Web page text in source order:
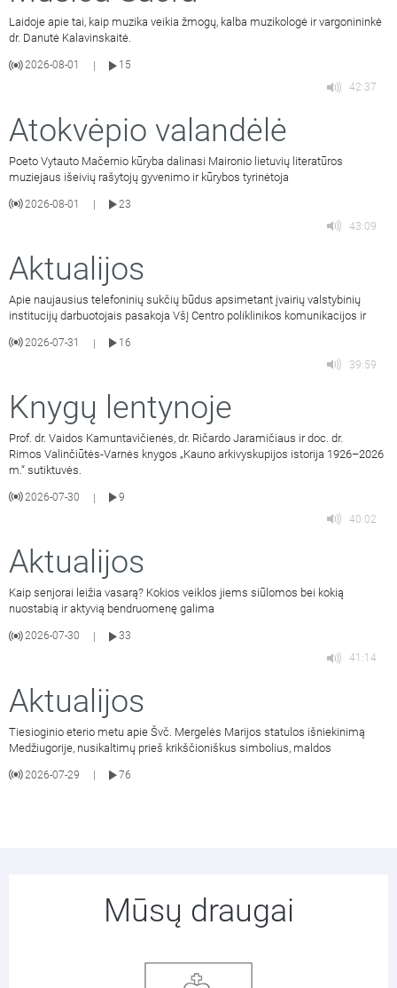
Laidoje apie tai, kaip muzika veikia žmogų, kalba muzikologė ir vargonininkė
dr. Danutė Kalavinskaitė.
2026-08-01
15
42:37
Atokvėpio valandėlė
Poeto Vytauto Mačernio kūryba dalinasi Maironio lietuvių literatūros
muziejaus išeivių rašytojų gyvenimo ir kūrybos tyrinėtoja
2026-08-01
23
43:09
Aktualijos
Apie naujausius telefoninių sukčių būdus apsimetant įvairių valstybinių
institucijų darbuotojais pasakoja VšĮ Centro poliklinikos komunikacijos ir
2026-07-31 |
16
39:59
Knygų lentynoje
Prof. dr. Vaidos Kamuntavičienės, dr. Ričardo Jaramičiaus ir doc. dr.
Rimos Valinčiūtės-Varnės knygos „Kauno arkivyskupijos istorija 1926–2026
m.“ sutiktuvės.
2026-07-30 |
9
40:02
Aktualijos
Kaip senjorai leižia vasarą? Kokios veiklos jiems siūlomos bei kokią
nuostabią ir aktyvią bendruomenę galima
2026-07-30
33
41:14
Aktualijos
Tiesioginio eterio metu apie Švč. Mergelės Marijos statulos išniekinimą
Medžiugorije, nusikaltimų prieš krikščioniškus simbolius, maldos
2026-07-29 76
Mūsų draugai